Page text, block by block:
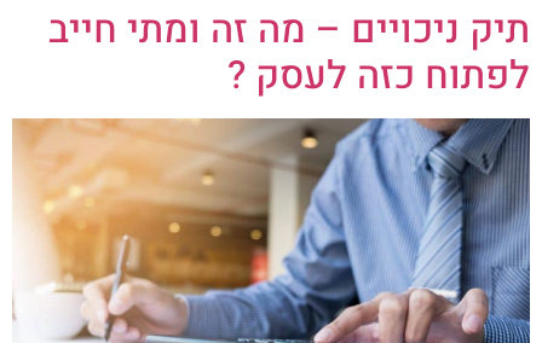
תיק ניכויים – מה זה ומתי חייב
לפתוח כזה לעסק ?